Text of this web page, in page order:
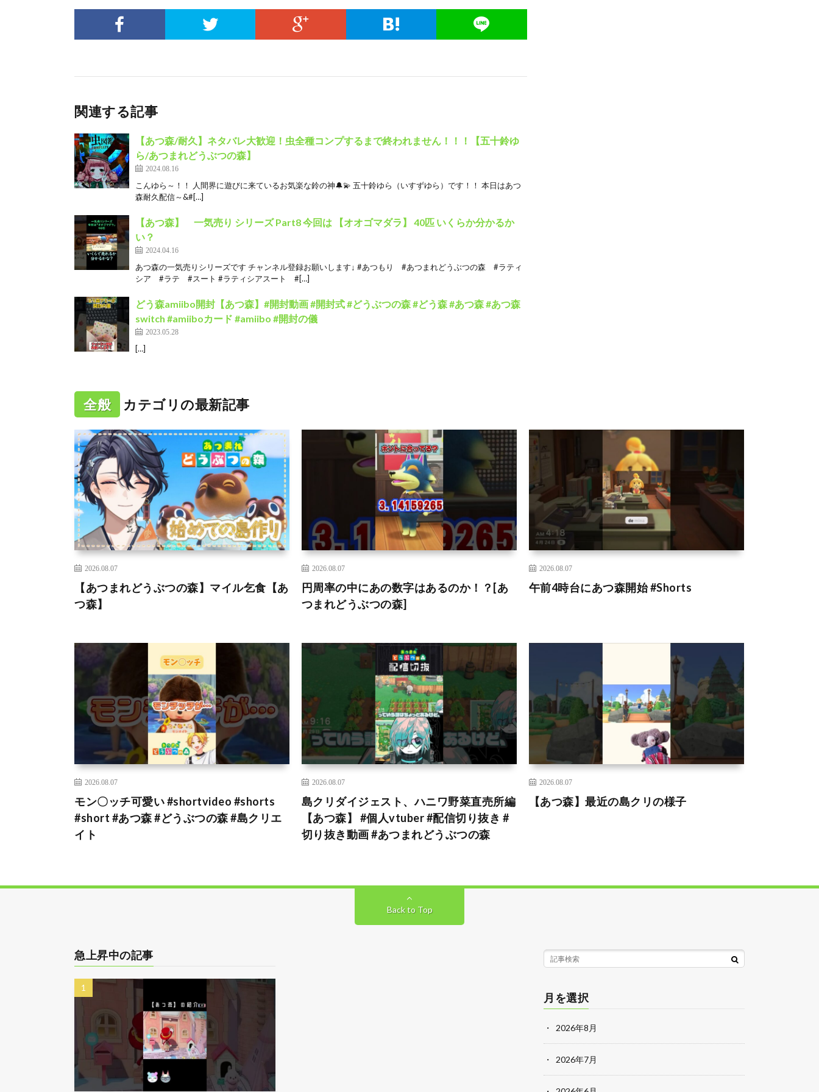
関連する記事
【あつ森/耐久】ネタバレ大歓迎！虫全種コンプするまで終われません！！！【五十鈴ゆ
ら/あつまれどうぶつの森】
2024.08.16
こんゆら～！！ 人間界に遊びに来ているお気楽な鈴の神🔔💫 五十鈴ゆら（いすずゆら）です！！ 本日はあつ
森耐久配信～&#[…]
【あつ森】 一気売り シリーズ Part8 今回は 【オオゴマダラ】 40匹 いくらか分かるか
い？
2024.04.16
あつ森の一気売りシリーズです チャンネル登録お願いします↓ #あつもり #あつまれどうぶつの森 #ラティ
シア #ラテ #スート #ラティシアスート #[…]
どう森amiibo開封【あつ森】#開封動画 #開封式 #どうぶつの森 #どう森 #あつ森 #あつ森
switch #amiiboカード #amiibo #開封の儀
2023.05.28
[…]
全般 カテゴリの最新記事
2026.08.07
【あつまれどうぶつの森】マイル乞食【あ
つ森】
2026.08.07
円周率の中にあの数字はあるのか！？[あ
つまれどうぶつの森]
2026.08.07
午前4時台にあつ森開始 #Shorts
2026.08.07
モン〇ッチ可愛い #shortvideo #shorts
#short #あつ森 #どうぶつの森 #島クリエ
イト
2026.08.07
島クリダイジェスト、ハニワ野菜直売所編
【あつ森】 #個人vtuber #配信切り抜き #
切り抜き動画 #あつまれどうぶつの森
2026.08.07
【あつ森】最近の島クリの様子
Back to Top
急上昇中の記事
月を選択
2026年8月
2026年7月